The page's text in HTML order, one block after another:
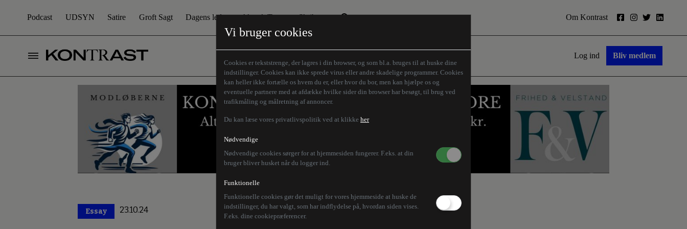
Vi bruger cookies
Cookies er tekststrenge, der lagres i din browser, og som bl.a. bruges til at huske dine
indstillinger. Cookies kan ikke sprede virus eller andre skadelige programmer. Cookies
kan heller ikke fortælle os hvem du er, eller hvor du bor, men kan hjælpe os og
eventuelle partnere med at afdække hvilke sider din browser har besøgt, til brug ved
trafikmåling og målretning af annoncer.
Du kan læse vores privatlivspolitik ved at klikke her
Nødvendige
Nødvendige cookies sørger for at hjemmesiden fungerer. F.eks. at din
bruger bliver husket når du logger ind.
Funktionelle
Funktionelle cookies gør det muligt for vores hjemmeside at huske de
indstillinger, du har valgt, som har indflydelse på, hvordan siden vises.
F.eks. dine cookiepræferencer.
Podcast UDSYN Satire Groft Sagt Dagens leder Aktuelt Tema
Den borgelige brille
Humaniora forfra
Store Danskere
Skribenter
Z-aksen
Om Kontrast
Log ind Bliv medlem
Essay 23.10.24